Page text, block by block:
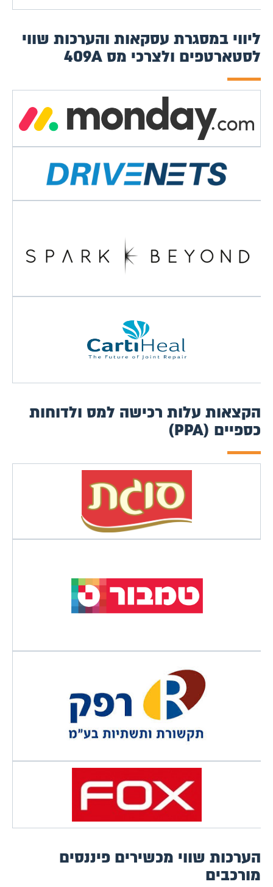
ליווי במסגרת עסקאות והערכות שווי
לסטארטפים ולצרכי מס 409A
הקצאות עלות רכישה למס ולדוחות
כספיים (PPA)
הערכות שווי מכשירים פיננסים
מורכבים